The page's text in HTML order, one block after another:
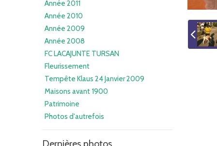
Année 2011
Année 2010
Année 2009
Année 2008
FC LACAJUNTE TURSAN
Fleurissement
Tempête Klaus 24 Janvier 2009
Maisons avant 1900
Patrimoine
Photos d'autrefois
Dernières photos